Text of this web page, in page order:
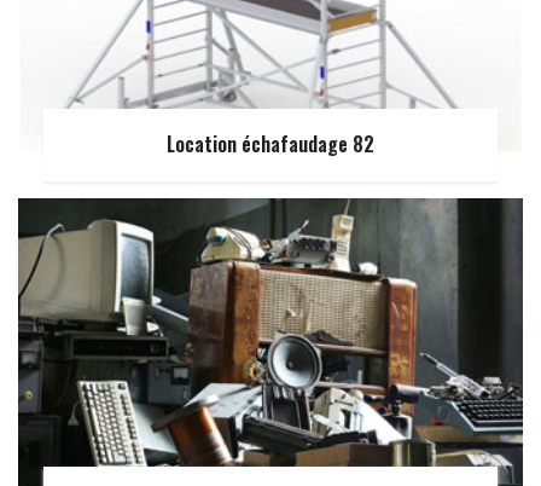
Location échafaudage 82